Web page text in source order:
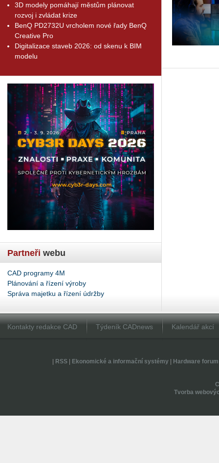
3D modely pomáhají městům plánovat
rozvoj i zvládat krize
BenQ PD2732U vrcholem nové řady BenQ
Creative Pro
Digitalizace staveb 2026: od skenu k BIM
modelu
Partneři webu
CAD programy 4M
Plánování a řízení výroby
Správa majetku a řízení údržby
Kontakty redakce CAD Týdeník CADnews Kalendář akcí
RSS| Ekonomické a informační systémy| Hardware forum
Tvorba